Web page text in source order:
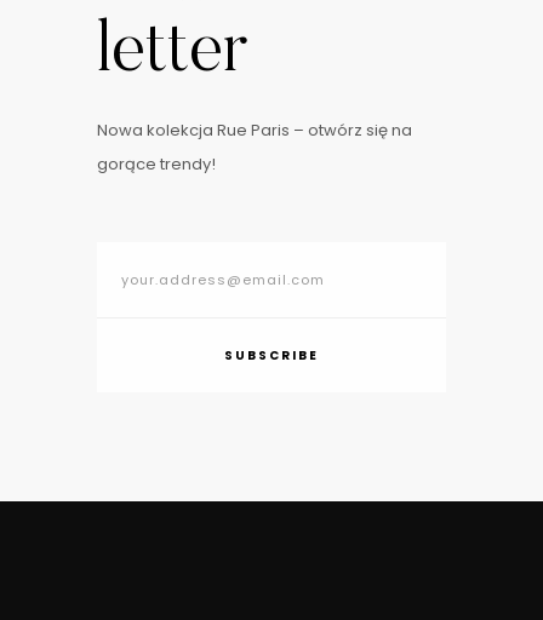
letter
Nowa kolekcja Rue Paris – otwórz się na
gorące trendy!
SUBSCRIBE